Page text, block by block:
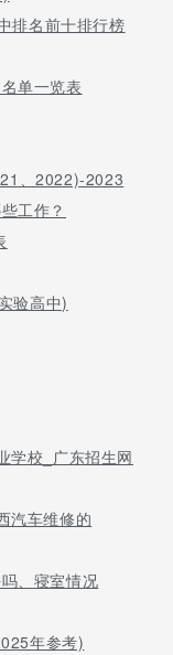
排名前十排行榜
单一览表
、2022)-2023
工作？
验高中)
学校_广东招生网
汽车维修的
、寝室情况
年参考)